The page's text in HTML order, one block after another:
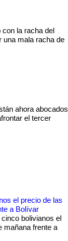
la racha del
una mala racha de
ahora abocados
el tercer
el precio de las
a Bolívar
bolivianos el
mañana frente a